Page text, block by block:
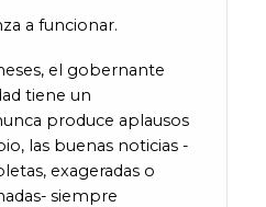
a funcionar.
el gobernante
tiene un
produce aplausos
las buenas noticias -
exageradas o
siempre